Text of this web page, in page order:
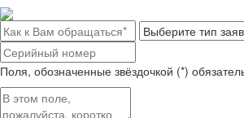
Поля, обозначенные звёздочкой (*)